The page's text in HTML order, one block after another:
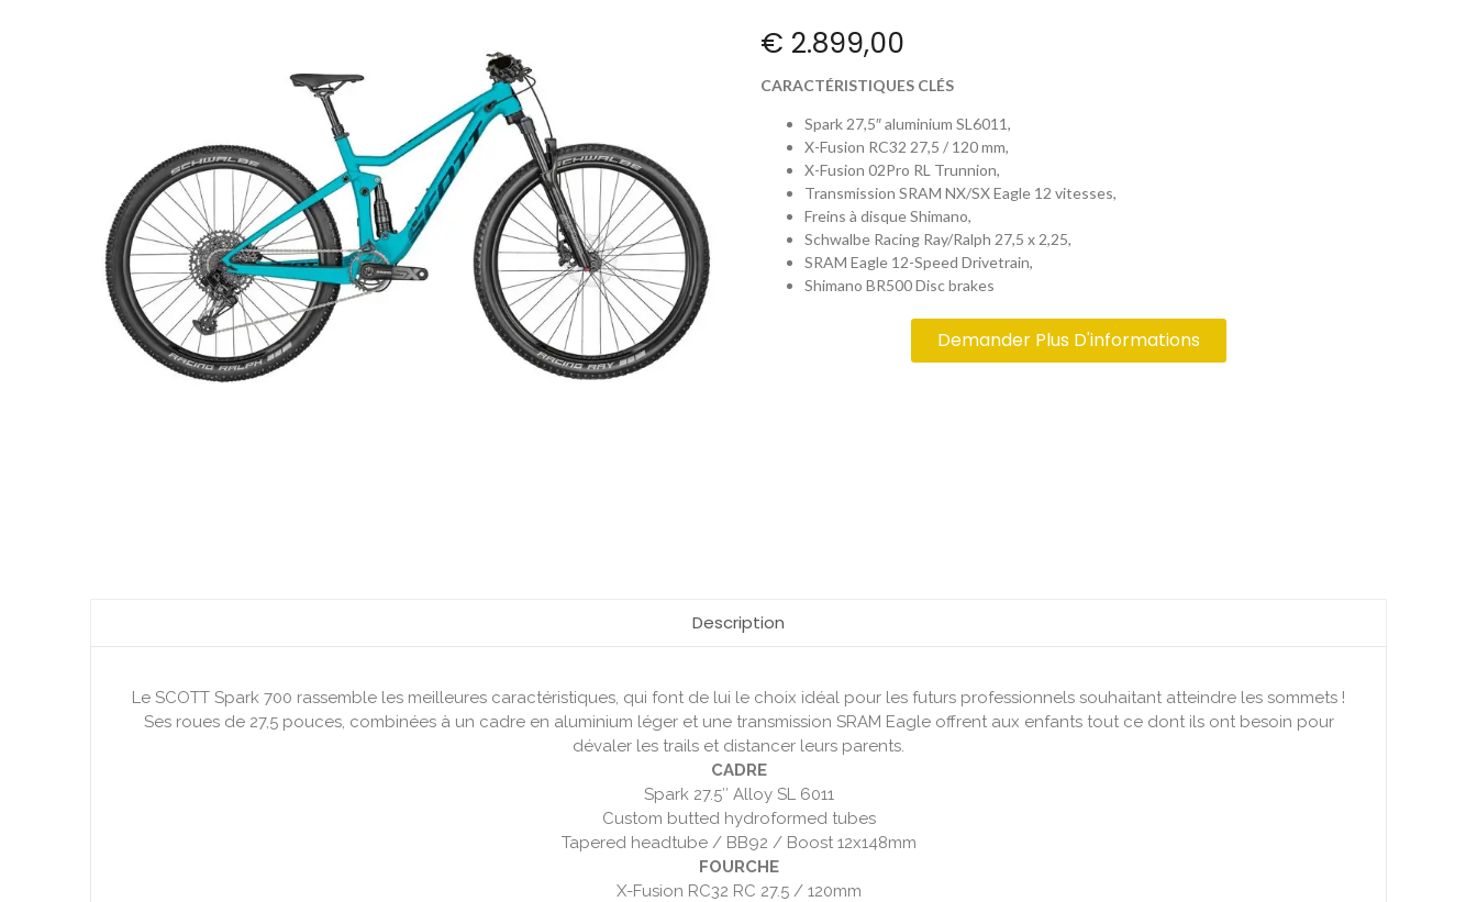
€ 2.899,00
CARACTÉRISTIQUES CLÉS
Spark 27,5″ aluminium SL6011,
X-Fusion RC32 27,5 / 120 mm,
X-Fusion 02Pro RL Trunnion,
Transmission SRAM NX/SX Eagle 12 vitesses,
Freins à disque Shimano,
Schwalbe Racing Ray/Ralph 27,5 x 2,25,
SRAM Eagle 12-Speed Drivetrain,
Shimano BR500 Disc brakes
Demander Plus D'informations
Description
Le SCOTT Spark 700 rassemble les meilleures caractéristiques, qui font de lui le choix idéal pour les futurs professionnels souhaitant atteindre les sommets !
Ses roues de 27,5 pouces, combinées à un cadre en aluminium léger et une transmission SRAM Eagle offrent aux enfants tout ce dont ils ont besoin pour
dévaler les trails et distancer leurs parents.
CADRE
Spark 27.5″ Alloy SL 6011
Custom butted hydroformed tubes
Tapered headtube / BB92 / Boost 12x148mm
FOURCHE
X-Fusion RC32 RC 27.5 / 120mm